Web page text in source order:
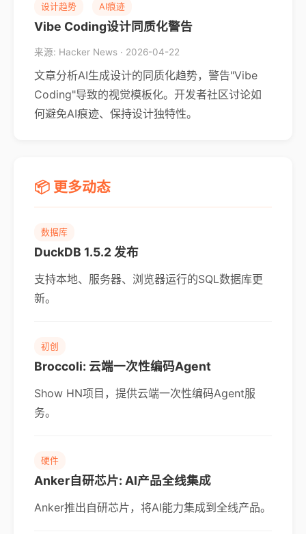
设计趋势 AI痕迹
Vibe Coding设计同质化警告
来源: Hacker News · 2026-04-22
文章分析AI生成设计的同质化趋势，警告"Vibe
Coding"导致的视觉模板化。开发者社区讨论如
何避免AI痕迹、保持设计独特性。
📦 更多动态
数据库
DuckDB 1.5.2 发布
支持本地、服务器、浏览器运行的SQL数据库更
新。
初创
Broccoli: 云端一次性编码Agent
Show HN项目，提供云端一次性编码Agent服
务。
硬件
Anker自研芯片: AI产品全线集成
Anker推出自研芯片，将AI能力集成到全线产品。